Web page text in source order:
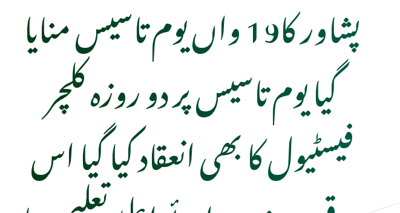
پشاور کا19 واں یوم تاسیس منایا
گیا یوم تاسیس پر دو روزہ کلچر
فیسٹیول کا بھی انعقاد کیا گیا اس